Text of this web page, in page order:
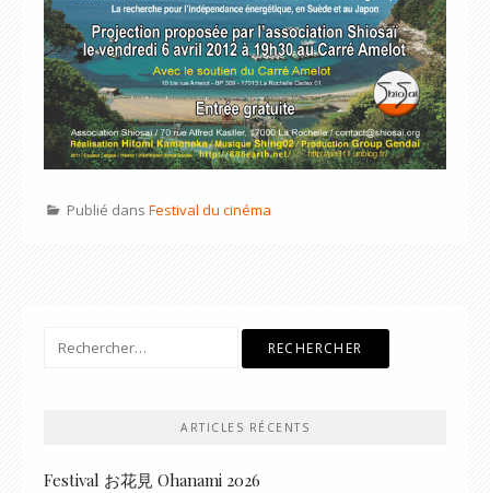
Publié dans Festival du cinéma
Rechercher :
ARTICLES RÉCENTS
Festival お花見 Ohanami 2026